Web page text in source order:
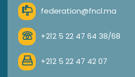
federation@fncl.ma
+212 5 22 47 64 38/68
+212 5 22 47 42 07